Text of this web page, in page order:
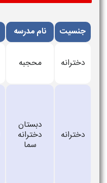
جنسیت نام مدرسه
دخترانه محجبه
دخترانه
دبستان
دخترانه
سما